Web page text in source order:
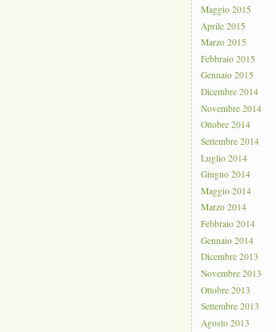
Maggio 2015
Aprile 2015
Marzo 2015
Febbraio 2015
Gennaio 2015
Dicembre 2014
Novembre 2014
Ottobre 2014
Settembre 2014
Luglio 2014
Giugno 2014
Maggio 2014
Marzo 2014
Febbraio 2014
Gennaio 2014
Dicembre 2013
Novembre 2013
Ottobre 2013
Settembre 2013
Agosto 2013